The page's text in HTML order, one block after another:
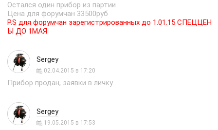
Остался один прибор из партии
Цена для форумчан 33500руб
P.S для форумчан зарегистрированных до 1.01.15 СПЕЦЦЕН
Ы ДО 1МАЯ
Sergey
02.04.2015 в 17:20
Прибор продан, заявки в личку
Sergey
19.05.2015 в 17:53